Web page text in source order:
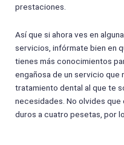
prestaciones.
Así que si ahora ves en
servicios, infórmate bien en
tienes más conocimientos
engañosa de un servicio que
tratamiento dental al que te
necesidades. No olvides que
duros a cuatro pesetas, por